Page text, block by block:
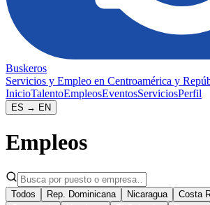
Buskeros
Servicios y Empleo en Centroamérica y
InicioTalentoEmpleosEventosServiciosPerfil
ES → EN
Empleos
Todos Rep. Dominicana Nicaragua Costa